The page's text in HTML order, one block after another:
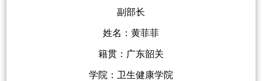
副部长
姓名：黄菲菲
籍贯：广东韶关
学院：卫生健康学院